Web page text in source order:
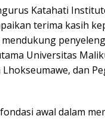
Katahati
terima kasih
Universitas
dan
awal dalam